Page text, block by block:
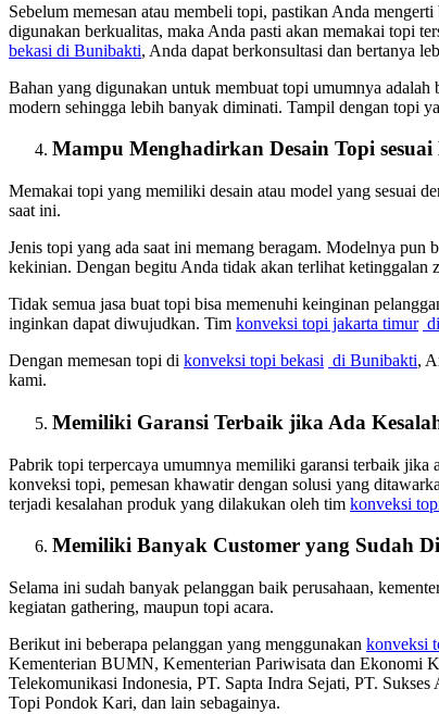
Sebelum memesan atau membeli topi, pastikan Anda
digunakan berkualitas, maka Anda pasti akan memakai topi
bekasi di Bunibakti, Anda dapat berkonsultasi dan bertanya
Bahan yang digunakan untuk membuat topi umumnya
modern sehingga lebih banyak diminati. Tampil dengan topi
Mampu Menghadirkan Desain Topi sesuai
Memakai topi yang memiliki desain atau model yang sesuai
saat ini.
Jenis topi yang ada saat ini memang beragam. Modelnya
kekinian. Dengan begitu Anda tidak akan terlihat ketinggalan
Tidak semua jasa buat topi bisa memenuhi keinginan
inginkan dapat diwujudkan. Tim konveksi topi jakarta timur
Dengan memesan topi di konveksi topi bekasi di Bunibakti,
kami.
Memiliki Garansi Terbaik jika Ada
Pabrik topi terpercaya umumnya memiliki garansi terbaik jika
konveksi topi, pemesan khawatir dengan solusi yang
terjadi kesalahan produk yang dilakukan oleh tim konveksi
Memiliki Banyak Customer yang Sudah
Selama ini sudah banyak pelanggan baik perusahaan,
kegiatan gathering, maupun topi acara.
Berikut ini beberapa pelanggan yang menggunakan konveksi
Kementerian BUMN, Kementerian Pariwisata dan Ekonomi
Telekomunikasi Indonesia, PT. Sapta Indra Sejati, PT.
Topi Pondok Kari, dan lain sebagainya.